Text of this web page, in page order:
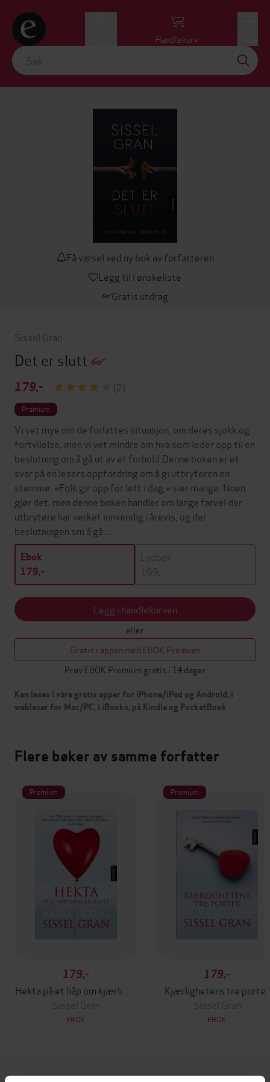
Handlekurv
Få varsel ved ny bok av forfatteren
Legg til i ønskeliste
Gratis utdrag
Sissel Gran
Det er slutt
179,- (2)
Premium
Vi vet mye om de forlattes situasjon, om deres sjokk og
fortvilelse, men vi vet mindre om hva som leder opp til en
beslutning om å gå ut av et forhold.Denne boken er et
svar på en lesers oppfordring om å gi utbryteren en
stemme. «Folk gir opp for lett i dag,» sier mange. Noen
gjør det, men denne boken handler om lange farvel der
utbrytere har verket innvendig i årevis, og der
beslutningen om å gå…
Ebok
179,-
Lydbok
169,-
Legg i handlekurven
eller
Gratis i appen med EBOK Premium
Prøv EBOK Premium gratis i 14 dager
Kan leses i våre gratis apper for iPhone/iPad og Android, i
webleser for Mac/PC, i iBooks, på Kindle og PocketBook
Flere bøker av samme forfatter
Premium
179,-
Sissel Gran
EBOK
Premium
179,-
Kjærlighetens tre porter
Sissel Gran
EBOK